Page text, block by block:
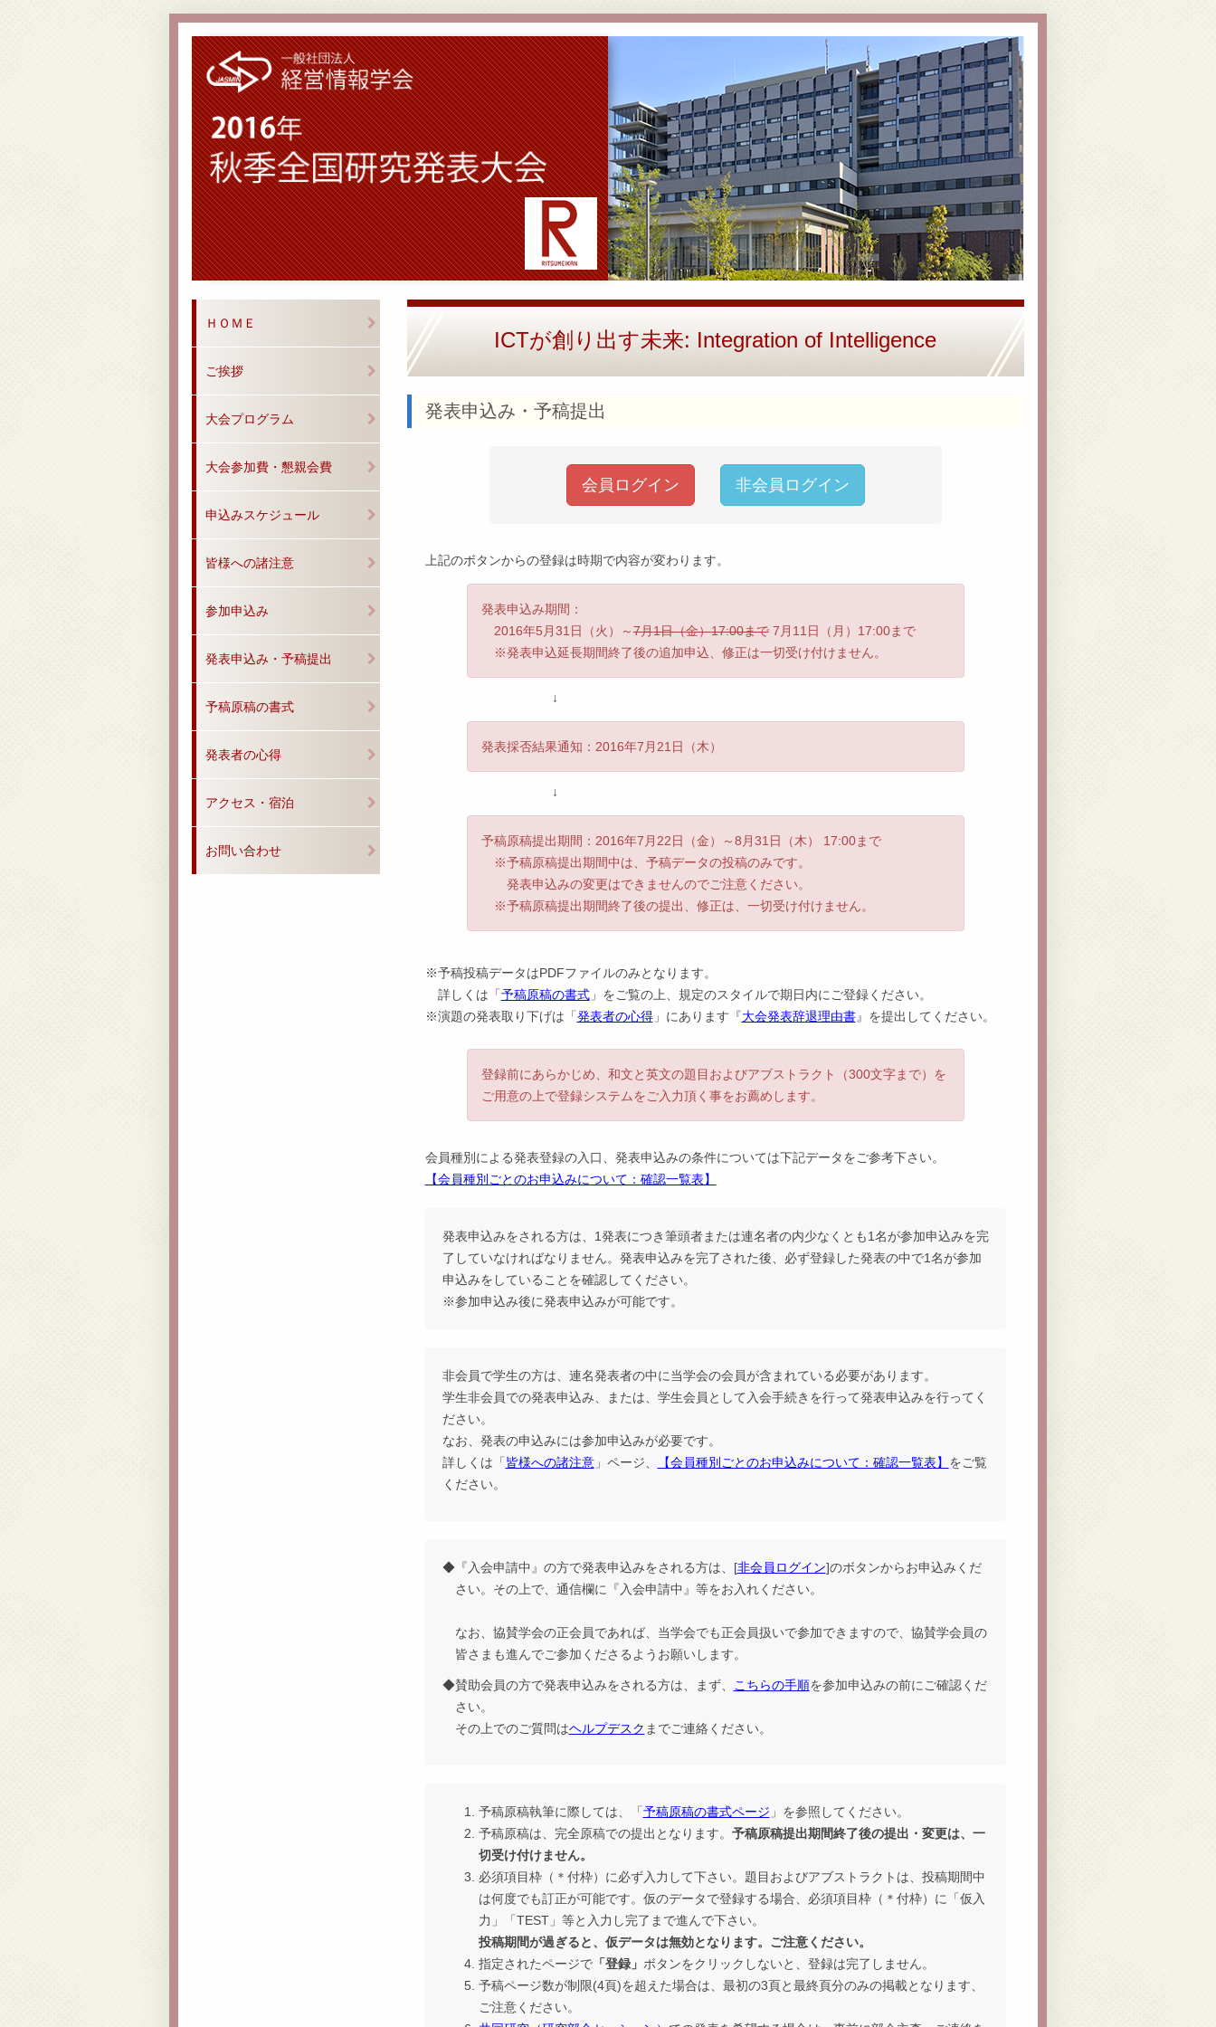
ＨＯＭＥ
ご挨拶
大会プログラム
大会参加費・懇親会費
申込みスケジュール
皆様への諸注意
参加申込み
発表申込み・予稿提出
予稿原稿の書式
発表者の心得
アクセス・宿泊
お問い合わせ
ICTが創り出す未来: Integration of Intelligence
発表申込み・予稿提出
会員ログイン 非会員ログイン
上記のボタンからの登録は時期で内容が変わります。
発表申込み期間：
2016年5月31日（火）～7月1日（金）17:00まで7月11日（月）17:00まで
※発表申込延長期間終了後の追加申込、修正は一切受け付けません。
↓
発表採否結果通知：2016年7月21日（木）
↓
予稿原稿提出期間：2016年7月22日（金）～8月31日（木） 17:00まで
※予稿原稿提出期間中は、予稿データの投稿のみです。
発表申込みの変更はできませんのでご注意ください。
※予稿原稿提出期間終了後の提出、修正は、一切受け付けません。
※予稿投稿データはPDFファイルのみとなります。
詳しくは「予稿原稿の書式」をご覧の上、規定のスタイルで期日内にご登録ください。
※演題の発表取り下げは「発表者の心得」にあります『大会発表辞退理由書』を提出してください。
登録前にあらかじめ、和文と英文の題目およびアブストラクト（300文字まで）を
ご用意の上で登録システムをご入力頂く事をお薦めします。
会員種別による発表登録の入口、発表申込みの条件については下記データをご参考下さい。
【会員種別ごとのお申込みについて：確認一覧表】
発表申込みをされる方は、1発表につき筆頭者または連名者の内少なくとも1名が参加申込みを完
了していなければなりません。発表申込みを完了された後、必ず登録した発表の中で1名が参加
申込みをしていることを確認してください。
※参加申込み後に発表申込みが可能です。
非会員で学生の方は、連名発表者の中に当学会の会員が含まれている必要があります。
学生非会員での発表申込み、または、学生会員として入会手続きを行って発表申込みを行ってく
ださい。
なお、発表の申込みには参加申込みが必要です。
詳しくは「 皆様への諸注意」ページ、 【会員種別ごとのお申込みについて：確認一覧表】 をご覧
ください。
◆『入会申請中』の方で発表申込みをされる方は、[非会員ログイン]のボタンからお申込みくだ
さい。その上で、通信欄に『入会申請中』等をお入れください。
なお、協賛学会の正会員であれば、当学会でも正会員扱いで参加できますので、協賛学会員の
皆さまも進んでご参加くださるようお願いします。
◆賛助会員の方で発表申込みをされる方は、まず、 こちらの手順を参加申込みの前にご確認くだ
さい。
その上でのご質問はヘルプデスク までご連絡ください。
予稿原稿執筆に際しては、「 予稿原稿の書式ページ 」を参照してください。
予稿原稿は、完全原稿での提出となります。 予稿原稿提出期間終了後の提出・変更は、一
切受け付けません。
必須項目枠（＊付枠）に必ず入力して下さい。題目およびアブストラクトは、投稿期間中
は何度でも訂正が可能です。仮のデータで登録する場合、必須項目枠（＊付枠）に「仮入
力」「TEST」等と入力し完了まで進んで下さい。
投稿期間が過ぎると、仮データは無効となります。ご注意ください。
指定されたページで「登録」 ボタンをクリックしないと、登録は完了しません。
予稿ページ数が制限(4頁)を超えた場合は、最初の3頁と最終頁分のみの掲載となります、
ご注意ください。